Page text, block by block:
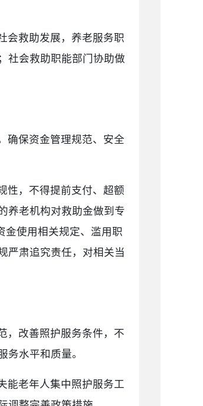
会救助发展，养老服务职
社会救助职能部门协助做
确保资金管理规范、安全
性，不得提前支付、超额
养老机构对救助金做到专
金使用相关规定、滥用职
严肃追究责任，对相关当
，改善照护服务条件，不
水平和质量。
能老年人集中照护服务工